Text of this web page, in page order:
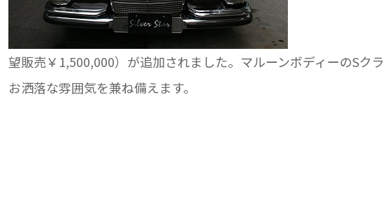
望販売￥1,500,000）が追加されました。マルーンボディーのSク
お洒落な雰囲気を兼ね備えます。